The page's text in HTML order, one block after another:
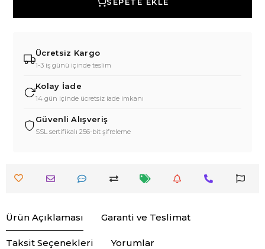
Ücretsiz Kargo
1-3 iş günü içinde teslim
Kolay İade
14 gün içinde ücretsiz iade imkanı
Güvenli Alışveriş
SSL sertifikalı 256-bit şifreleme
Ürün Açıklaması Garanti ve Teslimat
Taksit Seçenekleri Yorumlar